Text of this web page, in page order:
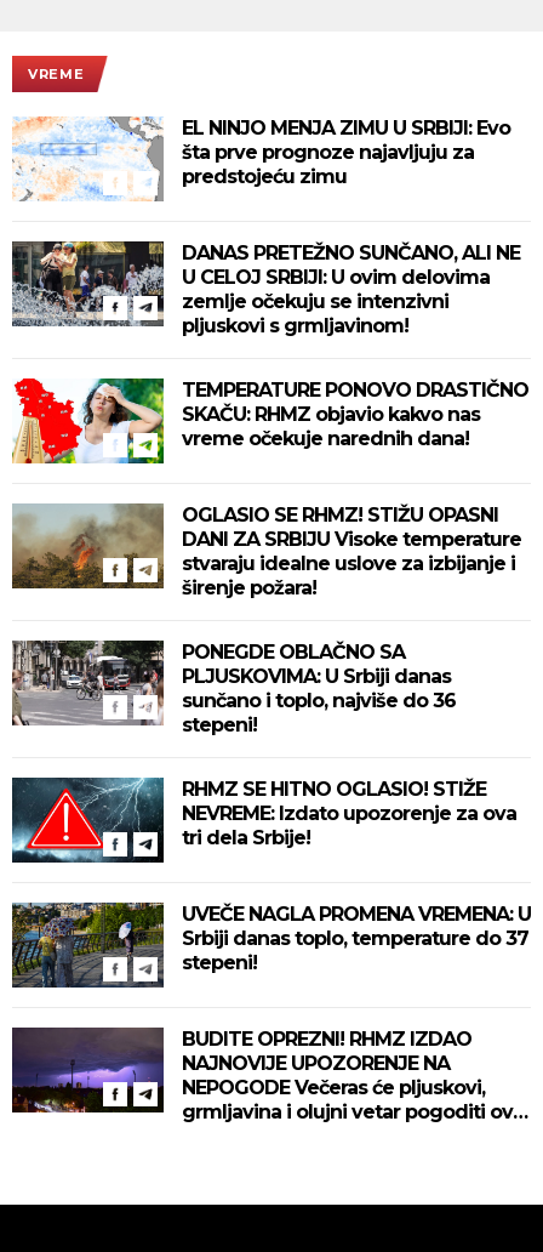
VREME
EL NINJO MENJA ZIMU U SRBIJI: Evo
šta prve prognoze najavljuju za
predstojeću zimu
DANAS PRETEŽNO SUNČANO, ALI NE
U CELOJ SRBIJI: U ovim delovima
zemlje očekuju se intenzivni
pljuskovi s grmljavinom!
TEMPERATURE PONOVO DRASTIČNO
SKAČU: RHMZ objavio kakvo nas
vreme očekuje narednih dana!
OGLASIO SE RHMZ! STIŽU OPASNI
DANI ZA SRBIJU Visoke temperature
stvaraju idealne uslove za izbijanje i
širenje požara!
PONEGDE OBLAČNO SA
PLJUSKOVIMA: U Srbiji danas
sunčano i toplo, najviše do 36
stepeni!
RHMZ SE HITNO OGLASIO! STIŽE
NEVREME: Izdato upozorenje za ova
tri dela Srbije!
UVEČE NAGLA PROMENA VREMENA: U
Srbiji danas toplo, temperature do 37
stepeni!
BUDITE OPREZNI! RHMZ IZDAO
NAJNOVIJE UPOZORENJE NA
NEPOGODE Večeras će pljuskovi,
grmljavina i olujni vetar pogoditi ove